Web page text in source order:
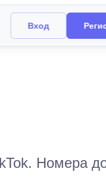
Вход
Номера